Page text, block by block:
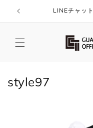
ンツに
LINEチャッ
コ
style97